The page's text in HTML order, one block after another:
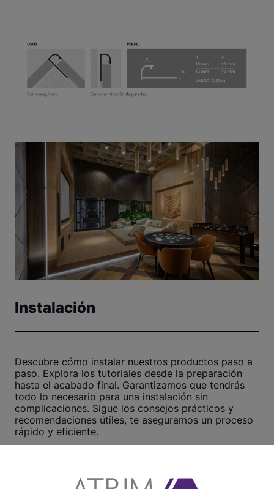
Instalación
Descubre cómo instalar nuestros productos paso a
paso. Explora los tutoriales desde la preparación
hasta el acabado final. Garantizamos que tendrás
todo lo necesario para una instalación sin
complicaciones. Sigue los consejos prácticos y
recomendaciones útiles, te aseguramos un proceso
rápido y eficiente.
Ver otros tutoriales